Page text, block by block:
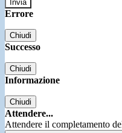
Errore
Chiudi
Successo
Chiudi
Informazione
Chiudi
Attendere...
Attendere il completamento